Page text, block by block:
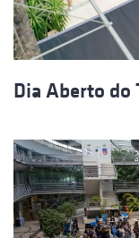
Dia Aberto do